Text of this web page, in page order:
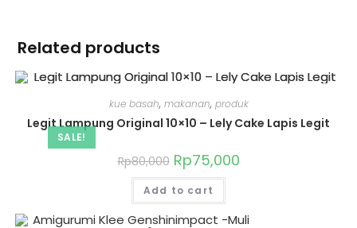
Related products
SALE!
kue basah, makanan, produk
Legit Lampung Original 10×10 – Lely Cake Lapis Legit
Rp80,000 Rp75,000
Add to cart